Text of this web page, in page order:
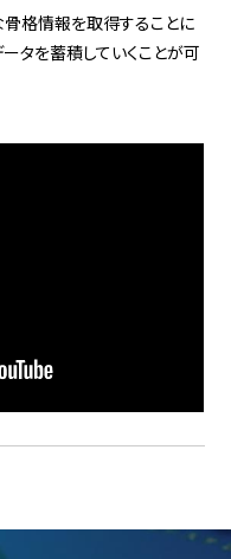
格情報を取得することに
タを蓄積していくことが可